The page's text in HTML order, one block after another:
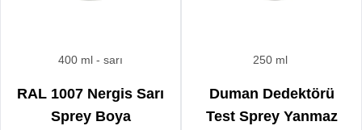
400 ml - sarı
RAL 1007 Nergis Sarı
Sprey Boya
250 ml
Duman Dedektörü
Test Sprey Yanmaz